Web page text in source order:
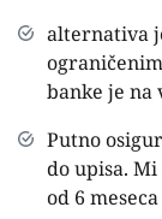
alternativa
banke je na
Putno
do upisa.
od 6